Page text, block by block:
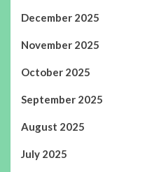
December 2025
November 2025
October 2025
September 2025
August 2025
July 2025